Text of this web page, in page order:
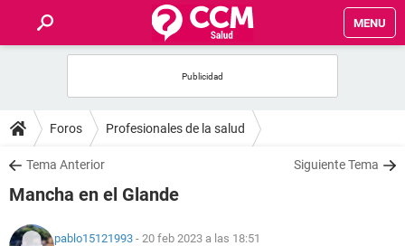
MENU
FOROS
SALUD
Foros Profesionales de la salud
Tema Anterior Siguiente Tema
Mancha en el Glande
pablo15121993 - 20 feb 2023 a las 18:51